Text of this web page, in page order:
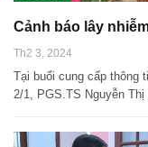
Cảnh báo lây
Th2 3, 2024
Tại buổi cung cấp thông
2/1, PGS.TS Nguyễn